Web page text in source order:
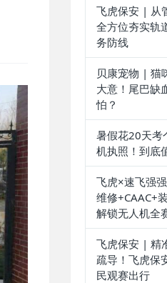
飞虎保安 | 从
全方位夯实轨
务防线
贝康宠物 | 猫
大意！尾巴缺
怕？
暑假花20天考
机执照！到底
飞虎×速飞强
维修+CAAC+
解锁无人机全
飞虎保安 | 精
疏导！飞虎保
民观赛出行